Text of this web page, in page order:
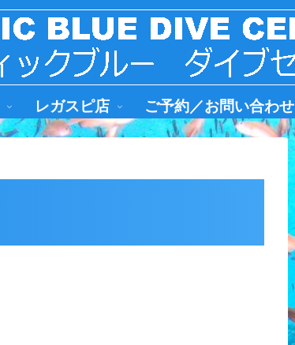
レガスピ店 ご予約／お問い合わせ